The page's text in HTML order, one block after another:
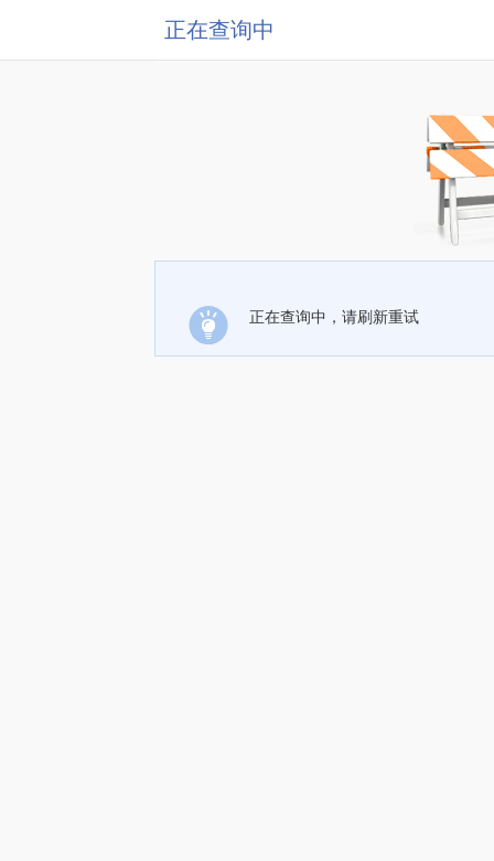
正在查询中
正在查询中，请刷新重试